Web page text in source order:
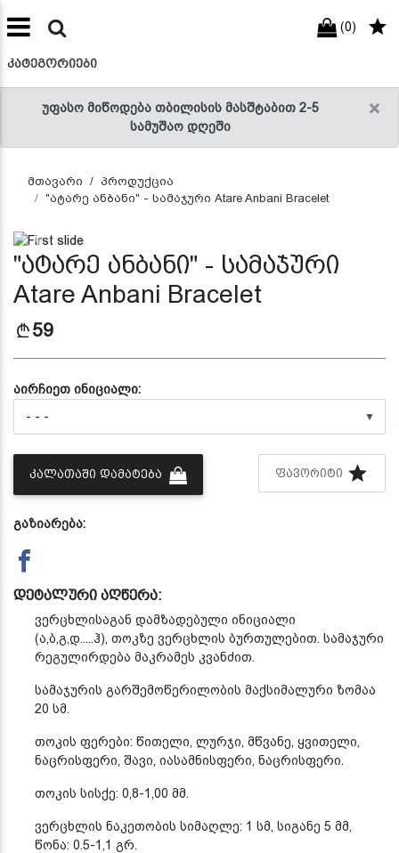
×
უფასო მიწოდება თბილისის მასშტაბით 2-5
სამუშაო დღეში
(0)
ᲙᲐᲢᲔᲒᲝᲠᲘᲔᲑᲘ
მთავარი
პროდუქცია
"ატარე ანბანი" - სამაჯური Atare Anbani Bracelet
Previous
"ატარე ანბანი" - სამაჯური
Atare Anbani Bracelet
59
აირჩიეთ ინიციალი:
▼
ᲙᲐᲚᲐᲗᲐᲨᲘ ᲓᲐᲛᲐᲢᲔᲑᲐ ᲤᲐᲕᲝᲠᲘᲢᲘ
გაზიარება:
დეტალური აღწერა:
ვერცხლისაგან დამზადებული ინიციალი
(ა,ბ,გ,დ.....ჰ), თოკზე ვერცხლის ბურთულებით. სამაჯური
რეგულირდება მაკრამეს კვანძით.
სამაჯურის გარშემოწერილობის მაქსიმალური ზომაა
20 სმ.
თოკის ფერები: წითელი, ლურჯი, მწვანე, ყვითელი,
ნაცრისფერი, შავი, იასამნისფერი, ნაცრისფერი.
თოკის სისქე: 0,8-1,00 მმ.
ვერცხლის ნაკეთობის სიმაღლე: 1 სმ, სიგანე 5 მმ,
წონა: 0.5-1,1 გრ.